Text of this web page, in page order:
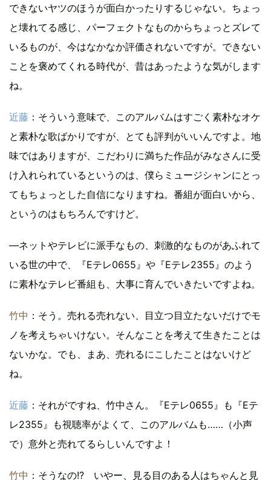
できないヤツのほうが面白かったりするじゃない。ちょっ
と壊れてる感じ、パーフェクトなものからちょっとズレて
いるものが、今はなかなか評価されないですが。できない
ことを褒めてくれる時代が、昔はあったような気がします
ね。
近藤 ：そういう意味で、このアルバムはすごく素朴なオケ
と素朴な歌ばかりですが、とても評判がいいんですよ。地
味ではありますが、こだわりに満ちた作品がみなさんに受
け入れられているというのは、僕らミュージシャンにとっ
てもちょっとした自信になりますね。番組が面白いから、
というのはもちろんですけど。
―ネットやテレビに派手なもの、刺激的なものがあふれて
いる世の中で、『Eテレ0655』や『Eテレ2355』のよう
に素朴なテレビ番組も、大事に育んでいきたいですよね。
竹中 ：そう。売れる売れない、目立つ目立たないだけでモ
ノを考えちゃいけない。そんなことを考えて生きたことは
ないかな。でも、まあ、売れるにこしたことはないけど
ね。
近藤 ：それがですね、竹中さん。『Eテレ0655』も『Eテ
レ2355』も視聴率がよくて、このアルバムも……（小声
で）意外と売れてるらしいんですよ！
竹中 ：そうなの!? いやー、見る目のある人はちゃんと見